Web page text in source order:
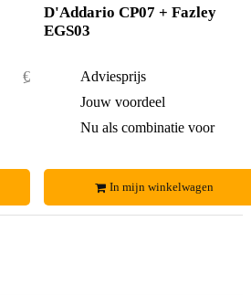
€ 30,30
D'Addario CP07 + Fazley
EGS03
Adviesprijs
Jouw voordeel
Nu als combinatie voor
In mijn winkelwagen